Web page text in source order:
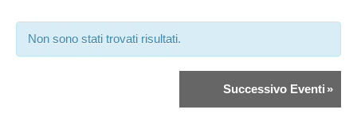
Non sono stati trovati risultati.
Successivo Eventi »